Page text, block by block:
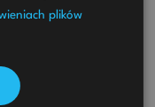
plików